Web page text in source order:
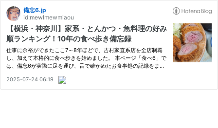
備忘6.jp
id:mewlmewmiaou
【横浜・神奈川】家系・とんかつ・魚料理の好み
順ランキング！10年の食べ歩き備忘録
仕事に余裕ができたここ7～8年ほどで、吉村家直系店を全店制覇
し、加えて本格的に食べ歩きを始めました。 本ページ「食べ6」で
は、備忘6が実際に足を運び、舌で確かめたお食事処の記録をまと
の徹底した探索に基づいた「好み順ランキング」も作成しました。
2025-07-24 06:19